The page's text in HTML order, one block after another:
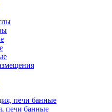
печи банные